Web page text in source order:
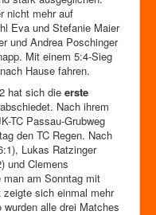
nicht mehr auf
Eva und Stefanie Maier
und Andrea Poschinger
Mit einem 5:4-Sieg
Hause fahren.
hat sich die erste
Nach ihrem
TC Passau-Grubweg
den TC Regen. Nach
Lukas Ratzinger
und Clemens
man am Sonntag mit
zeigte sich einmal mehr
alle drei Matches